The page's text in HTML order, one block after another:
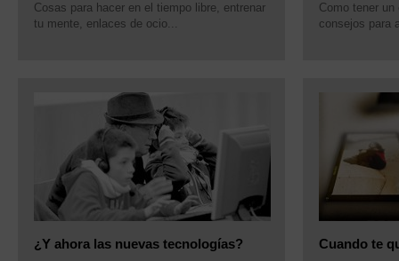
Cosas para hacer en el tiempo libre, entrenar
tu mente, enlaces de ocio...
Como tener
consejos para
¿Y ahora las nuevas tecnologías? Cuando te